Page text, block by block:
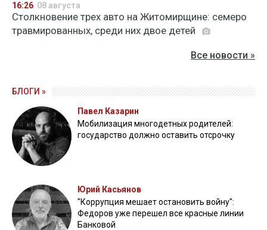
16:26 08 августа
Столкновение трех авто на Житомирщине: семеро
травмированных, среди них двое детей
Все новости »
БЛОГИ »
Павел Казарин
Мобилизация многодетных родителей:
государство должно оставить отсрочку
Юрий Касьянов
"Коррупция мешает остановить войну":
Федоров уже перешел все красные линии
Банковой